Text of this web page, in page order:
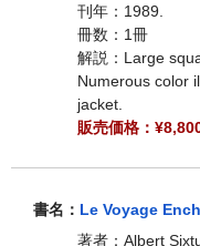
刊年：1989.
冊数：1冊
解説：Large
Numerous color
jacket.
販売価格：
書名： Le Voyage
著者：Albert